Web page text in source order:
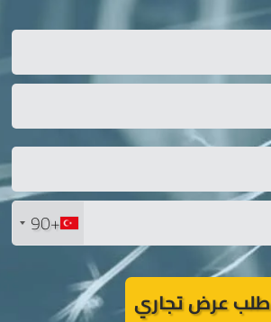
+90
طلب عرض تجاري